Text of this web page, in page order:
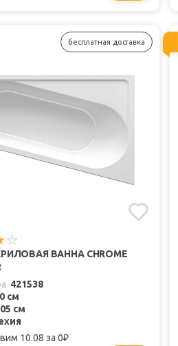
бесплатная доставка
ВАННА CHROME
421538
см
см
10.08 за 0₽